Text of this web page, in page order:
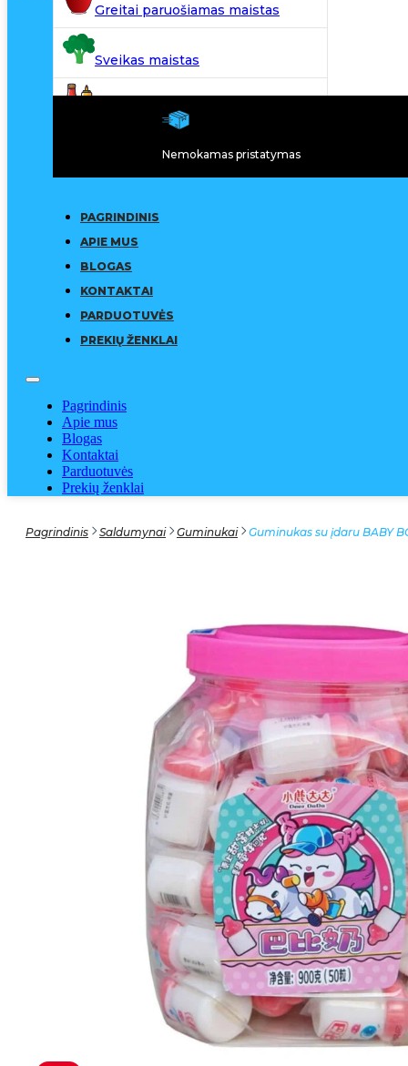
Greitai paruošiamas maistas
Sveikas maistas
Kiti produktai
Nemokamas pristatymas
PAGRINDINIS
APIE MUS
BLOGAS
KONTAKTAI
PARDUOTUVĖS
PREKIŲ ŽENKLAI
Pagrindinis
Apie mus
Blogas
Kontaktai
Parduotuvės
Prekių ženklai
Pagrindinis Saldumynai Guminukai Guminukas su įdaru BABY